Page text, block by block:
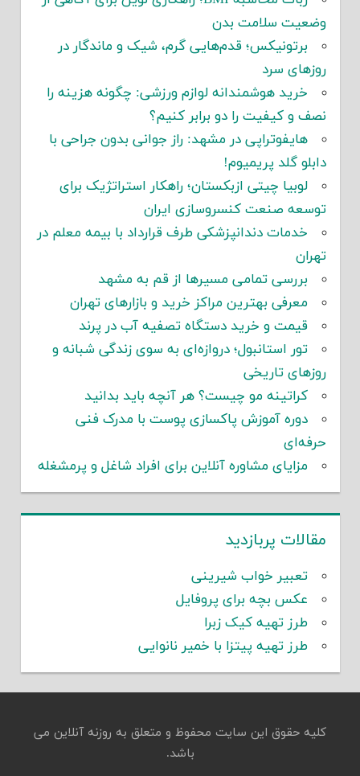
وضعیت سلامت بدن
برتونیکس؛ قدم‌هایی گرم، شیک و ماندگار در
روزهای سرد
خرید هوشمندانه لوازم ورزشی: چگونه هزینه را
نصف و کیفیت را دو برابر کنیم؟
هایفوتراپی در مشهد: راز جوانی بدون جراحی با
دابلو گلد پریمیوم!
لوبیا چیتی ازبکستان؛ راهکار استراتژیک برای
توسعه صنعت کنسروسازی ایران
خدمات دندانپزشکی طرف قرارداد با بیمه معلم در
تهران
بررسی تمامی مسیرها از قم به مشهد
معرفی بهترین مراکز خرید و بازارهای تهران
قیمت و خرید دستگاه تصفیه آب در پرند
تور استانبول؛ دروازه‌ای به سوی زندگی شبانه و
روزهای تاریخی
کراتینه مو چیست؟ هر آنچه باید بدانید
دوره آموزش پاکسازی پوست با مدرک فنی
حرفه‌ای
مزایای مشاوره آنلاین برای افراد شاغل و پرمشغله
مقالات پربازدید
تعبیر خواب شیرینی
عکس بچه برای پروفایل
طرز تهیه کیک زبرا
طرز تهیه پیتزا با خمیر نانوایی
کلیه حقوق این سایت محفوظ و متعلق به روزنه آنلاین می
باشد.